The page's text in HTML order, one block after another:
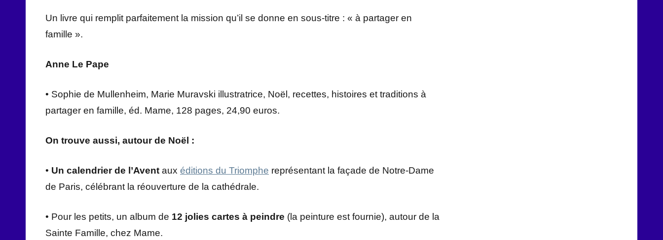
Un livre qui remplit parfaitement la mission qu’il se donne en sous-titre : « à partager en
famille ».
Anne Le Pape
• Sophie de Mullenheim, Marie Muravski illustratrice, Noël, recettes, histoires et traditions à
partager en famille, éd. Mame, 128 pages, 24,90 euros.
On trouve aussi, autour de Noël :
• Un calendrier de l’Avent aux éditions du Triomphe représentant la façade de Notre-Dame
de Paris, célébrant la réouverture de la cathédrale.
• Pour les petits, un album de 12 jolies cartes à peindre (la peinture est fournie), autour de la
Sainte Famille, chez Mame.